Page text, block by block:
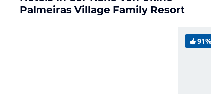
Palmeiras Village Family Resort
91%